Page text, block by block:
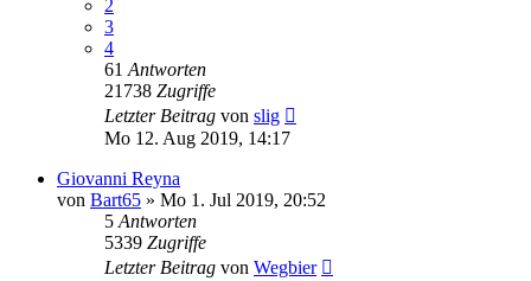
2
3
4
61 Antworten
21738 Zugriffe
Letzter Beitrag von slig
Mo 12. Aug 2019, 14:17
Giovanni Reyna
von Bart65 » Mo 1. Jul 2019, 20:52
5 Antworten
5339 Zugriffe
Letzter Beitrag von Wegbier